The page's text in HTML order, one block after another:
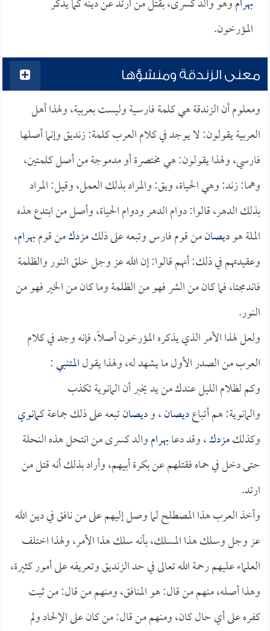
المؤرخون.
معنى الزندقة ومنشؤها
ومعلوم أن الزندقة هي كلمة فارسية وليست بعربية، ولهذا أهل
العربية يقولون: لا يوجد في كلام العرب كلمة: زنديق وإنما أصلها
فارسي، ولهذا يقولون: هي مختصرة أو مدموجة من أصل كلمتين،
وهما: زند: وهي الحياة، ويق: والمراد بذلك العمل، وقيل: المراد
بذلك الدهر، قالوا: دوام الدهر ودوام الحياة، وأصل من ابتدع هذه
الملة هوديصانمن قوم فارس وتبعه على ذلكمزدكمن قومبهرام،
وعقيدتهم في ذلك: أنهم قالوا: إن الله عز وجل خلق النور والظلمة
فاندمجتا، فما كان من الشر فهو من الظلمة وما كان من الخير فهو من
النور.
ولعل لهذا الأمر الذي يذكره المؤرخون أصلاً، فإنه وجد في كلام
العرب من الصدر الأول ما يشهد له، ولهذا يقولالمتنبي:
وكم لظلام الليل عندك من يد يخبر أن المانوية تكذب
والمانوية: هم أتباعديصان، وديصانتبعه على ذلك جماعة كـمانوي
وكذلكمزدك، وقد دعابهراموالد كسرى من انتحل هذه النحلة
حتى دخل في حماه فقتلهم عن بكرة أبيهم، وأراد بذلك أنه قتل من
ارتد.
وأخذ العرب هذا المصطلح لما وصل إليهم على من نافق في دين الله
عز وجل وسلك هذا المسلك، بأنه سلك هذا الأمر، ولهذا اختلف
العلماء عليهم رحمة الله تعالى في حد الزنديق وتعريفه على أمور كثيرة،
وهذا أصله، منهم من قال: هو المنافق، ومنهم من قال: من ثبت
كفره على أي حال كان، ومنهم من قال: من كان على الإلحاد ولم